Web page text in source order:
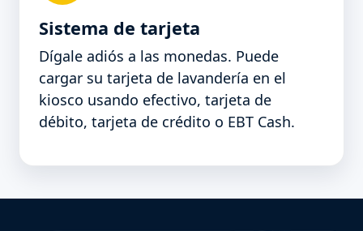
Sistema de tarjeta
Dígale adiós a las monedas. Puede
cargar su tarjeta de lavandería en el
kiosco usando efectivo, tarjeta de
débito, tarjeta de crédito o EBT Cash.